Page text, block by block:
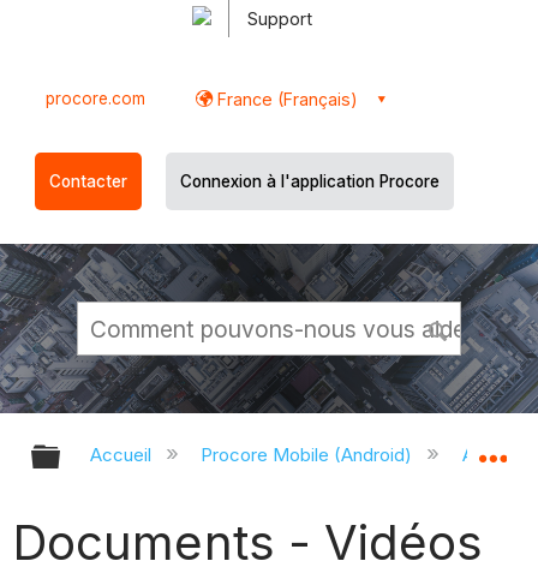
Support
procore.com France (Français)
Contacter Connexion à l'application Procore
Développer/réduire la hiérarchie
Accueil Procore Mobile (Android)
Documents - Vidéos